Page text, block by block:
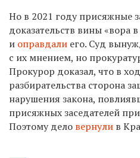
Но в 2021 году присяжные
доказательств вины «вора
и оправдали его. Суд
с их мнением, но
Прокурор доказал, что в
разбирательства сторона
нарушения закона,
присяжных заседателей
Поэтому дело вернули в